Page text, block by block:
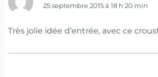
25 septembre 2015 à 18 h 20 min
Très jolie idée d’entrée, avec ce